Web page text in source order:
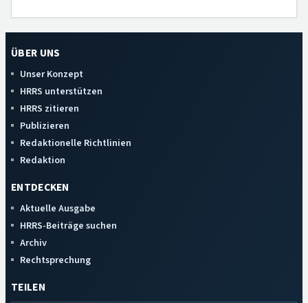
ÜBER UNS
Unser Konzept
HRRS unterstützen
HRRS zitieren
Publizieren
Redaktionelle Richtlinien
Redaktion
ENTDECKEN
Aktuelle Ausgabe
HRRS-Beiträge suchen
Archiv
Rechtsprechung
TEILEN